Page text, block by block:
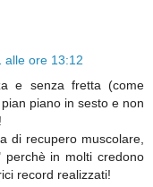
alle ore 13:12
e senza fretta (come
piano in sesto e non
di recupero muscolare,
in molti credono
record realizzati!